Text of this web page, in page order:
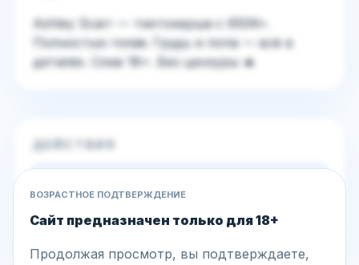
Ashley Scarr — тиктокерша с 650K+.
Полностью голая. Грудь и попа — всё в
деталях. Слив 18+. Без цензуры 🔥
ДЕЙСТВИЯ
Написать сообщение
ВОЗРАСТНОЕ ПОДТВЕРЖДЕНИЕ
Сайт предназначен только для 18+
Продолжая просмотр, вы подтверждаете,